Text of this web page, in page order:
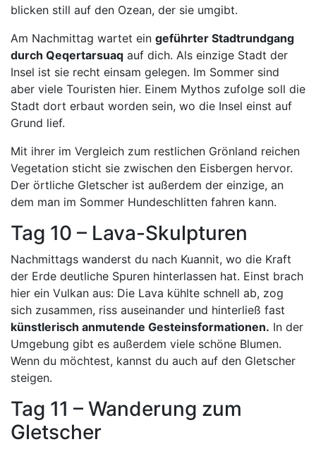
blicken still auf den Ozean, der sie umgibt.
Am Nachmittag wartet ein geführter Stadtrundgang
durch Qeqertarsuaq auf dich. Als einzige Stadt der
Insel ist sie recht einsam gelegen. Im Sommer sind
aber viele Touristen hier. Einem Mythos zufolge soll die
Stadt dort erbaut worden sein, wo die Insel einst auf
Grund lief.
Mit ihrer im Vergleich zum restlichen Grönland reichen
Vegetation sticht sie zwischen den Eisbergen hervor.
Der örtliche Gletscher ist außerdem der einzige, an
dem man im Sommer Hundeschlitten fahren kann.
Tag 10 – Lava-Skulpturen
Nachmittags wanderst du nach Kuannit, wo die Kraft
der Erde deutliche Spuren hinterlassen hat. Einst brach
hier ein Vulkan aus: Die Lava kühlte schnell ab, zog
sich zusammen, riss auseinander und hinterließ fast
künstlerisch anmutende Gesteinsformationen. In der
Umgebung gibt es außerdem viele schöne Blumen.
Wenn du möchtest, kannst du auch auf den Gletscher
steigen.
Tag 11 – Wanderung zum
Gletscher